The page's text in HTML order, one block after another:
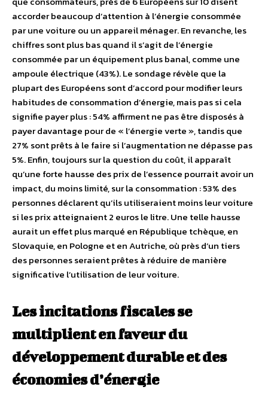
accorder beaucoup d’attention à l’énergie consommée
par une voiture ou un appareil ménager. En revanche, les
chiffres sont plus bas quand il s’agit de l’énergie
consommée par un équipement plus banal, comme une
ampoule électrique (43%). Le sondage révèle que la
plupart des Européens sont d’accord pour modifier leurs
habitudes de consommation d’énergie, mais pas si cela
signifie payer plus : 54% affirment ne pas être disposés à
payer davantage pour de « l’énergie verte », tandis que
27% sont prêts à le faire si l’augmentation ne dépasse pas
5%. Enfin, toujours sur la question du coût, il apparaît
qu’une forte hausse des prix de l’essence pourrait avoir un
impact, du moins limité, sur la consommation : 53% des
personnes déclarent qu’ils utiliseraient moins leur voiture
si les prix atteignaient 2 euros le litre. Une telle hausse
aurait un effet plus marqué en République tchèque, en
Slovaquie, en Pologne et en Autriche, où près d’un tiers
des personnes seraient prêtes à réduire de manière
significative l’utilisation de leur voiture.
Les incitations fiscales se
multiplient en faveur du
développement durable et des
économies d’énergie